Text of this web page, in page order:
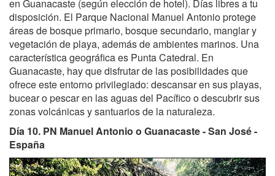
en Guanacaste (según elección de hotel). Días libres a tu
disposición. El Parque Nacional Manuel Antonio protege
áreas de bosque primario, bosque secundario, manglar y
vegetación de playa, además de ambientes marinos. Una
característica geográfica es Punta Catedral. En
Guanacaste, hay que disfrutar de las posibilidades que
ofrece este entorno privilegiado: descansar en sus playas,
bucear o pescar en las aguas del Pacífico o descubrir sus
zonas volcánicas y santuarios de la naturaleza.
Día 10. PN Manuel Antonio o Guanacaste - San José -
España